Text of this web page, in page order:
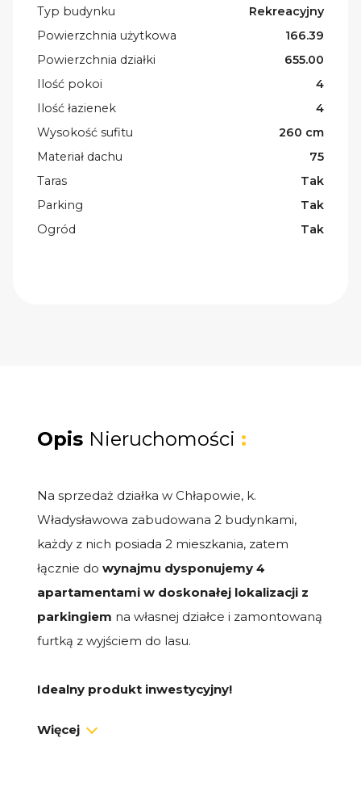
Typ budynku
Rekreacyjny
Powierzchnia użytkowa
166.39
Powierzchnia działki
655.00
Ilość pokoi
4
Ilość łazienek
4
Wysokość sufitu
260 cm
Materiał dachu
75
Taras
Tak
Parking
Tak
Ogród
Tak
Opis Nieruchomości :
Na sprzedaż działka w Chłapowie, k.
Władysławowa zabudowana 2 budynkami,
każdy z nich posiada 2 mieszkania, zatem
łącznie do wynajmu dysponujemy 4
apartamentami w doskonałej lokalizacji z
parkingiem na własnej działce i zamontowaną
furtką z wyjściem do lasu.
Idealny produkt inwestycyjny!
Łączna powierzchnia użytkowa 4 lokali
Więcej